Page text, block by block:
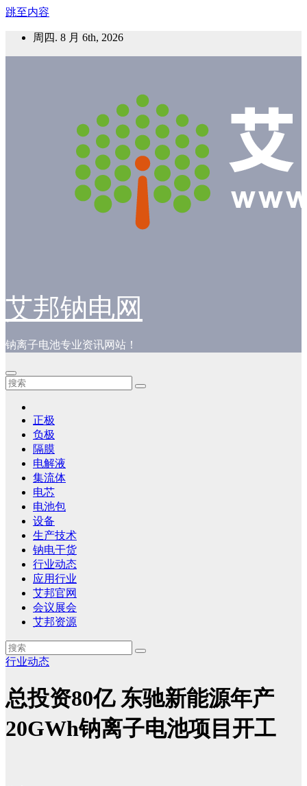
跳至内容
周四. 8 月 6th, 2026
艾邦钠电网
钠离子电池专业资讯网站！
正极
负极
隔膜
电解液
集流体
电芯
电池包
设备
生产技术
钠电干货
行业动态
应用行业
艾邦官网
会议展会
艾邦资源
行业动态
总投资80亿 东驰新能源年产
20GWh钠离子电池项目开工